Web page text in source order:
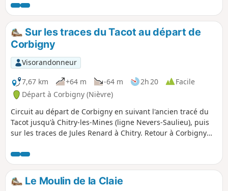
d’étangs avec en point de mire la butte de Montenoison, le
chemin vous mènera dans le village de Compierre, au
sommet d’une butte dominée par un château avec un point
de vue magnifique au pied de celui-ci.
Sur les traces du Tacot au départ de
Corbigny
Visorandonneur
7,67 km
+64 m -64 m 2h 20
Facile
Départ à Corbigny (Nièvre)
Circuit au départ de Corbigny en suivant l'ancien tracé du
Tacot jusqu'à Chitry-les-Mines (ligne Nevers-Saulieu), puis
sur les traces de Jules Renard à Chitry. Retour à Corbigny
Le Moulin de la Claie